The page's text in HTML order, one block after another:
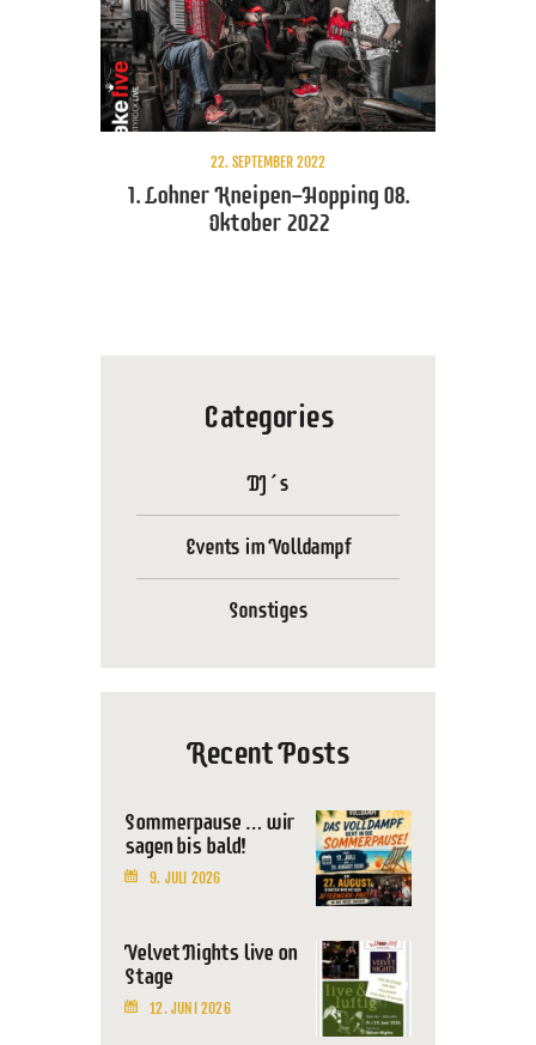
22. SEPTEMBER 2022
1. Lohner Kneipen-Hopping 08.
Oktober 2022
Categories
DJ´s
Events im Volldampf
Sonstiges
Recent Posts
Sommerpause … wir
sagen bis bald!
9. JULI 2026
Velvet Nights live on
Stage
12. JUNI 2026